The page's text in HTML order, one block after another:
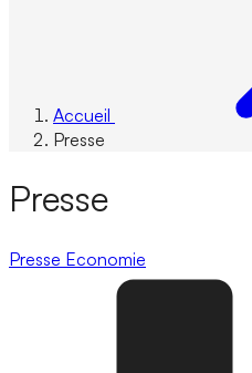
Accueil
Presse
Presse
Presse Economie